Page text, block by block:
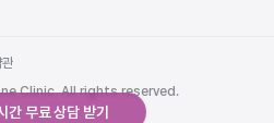
Clinic. All rights reserved.
관
간 무료 상담 받기